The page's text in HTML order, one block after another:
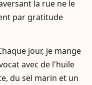
la rue ne le
par gratitude
jour, je mange
avec de l'huile
du sel marin et un